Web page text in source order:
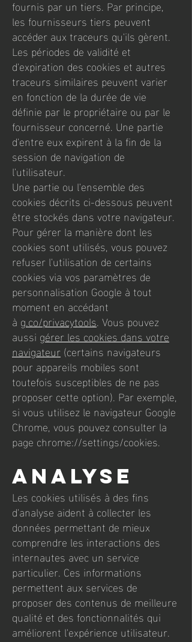
fournis par un tiers. Par principe,
les fournisseurs tiers peuvent
accéder aux traceurs qu'ils gèrent.
Les périodes de validité et
d'expiration des cookies et autres
traceurs similaires peuvent varier
en fonction de la durée de vie
définie par le propriétaire ou par le
fournisseur concerné. Une partie
d'entre eux expirent à la fin de la
session de navigation de
l'utilisateur.
Une partie ou l'ensemble des
cookies décrits ci-dessous peuvent
être stockés dans votre navigateur.
Pour gérer la manière dont les
cookies sont utilisés, vous pouvez
refuser l'utilisation de certains
cookies via vos paramètres de
personnalisation Google à tout
moment en accédant
à g.co/privacytools. Vous pouvez
aussi gérer les cookies dans votre
navigateur (certains navigateurs
pour appareils mobiles sont
toutefois susceptibles de ne pas
proposer cette option). Par exemple,
si vous utilisez le navigateur Google
Chrome, vous pouvez consulter la
page chrome://settings/cookies.
Analyse
Les cookies utilisés à des fins
d'analyse aident à collecter les
données permettant de mieux
comprendre les interactions des
internautes avec un service
particulier. Ces informations
permettent aux services de
proposer des contenus de meilleure
qualité et des fonctionnalités qui
améliorent l'expérience utilisateur.